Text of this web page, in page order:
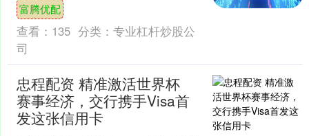
信心仍未恢复。 上....
富腾优配
查看： 135 分类： 专业杠杆炒股公
司
忠程配资 精准激活世界杯
赛事经济，交行携手Visa首
发这张信用卡